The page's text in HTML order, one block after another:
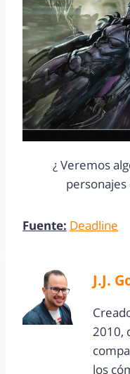
¿ Veremos
personajes
Fuente: Deadline
J.J.
2010,
los